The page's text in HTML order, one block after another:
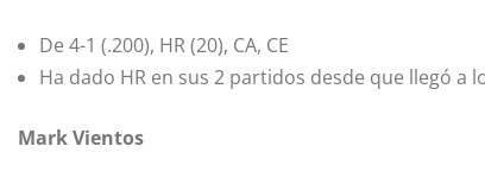
De 4-1 (.200), HR (20), CA, CE
Ha dado HR en sus 2 partidos desde que llegó a
Mark Vientos